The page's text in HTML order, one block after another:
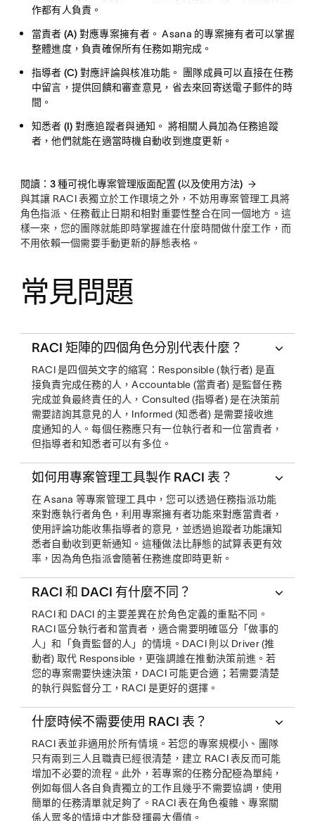
作都有人負責。
當責者 (A) 對應專案擁有者。 Asana 的專案擁有者可以掌握
整體進度，負責確保所有任務如期完成。
指導者 (C) 對應評論與核准功能。
團隊成員可以直接在任務
中留言，提供回饋和審查意見，省去來回寄送電子郵件的時
間。
知悉者 (I) 對應追蹤者與通知。 將相關人員加為任務追蹤
者，他們就能在適當時機自動收到進度更新。
閱讀：3 種可視化專案管理版面配置 (以及使用方法)
與其讓 RACI 表獨立於工作環境之外，不妨用專案管理工具將
角色指派、任務截止日期和相對重要性整合在同一個地方。這
樣一來，您的團隊就能即時掌握誰在什麼時間做什麼工作，而
不用依賴一個需要手動更新的靜態表格。
常見問題
RACI 矩陣的四個角色分別代表什麼？
RACI 是四個英文字的縮寫：Responsible (執行者) 是直
接負責完成任務的人，Accountable (當責者) 是監督任務
完成並負最終責任的人，Consulted (指導者) 是在決策前
需要諮詢其意見的人，Informed (知悉者) 是需要接收進
度通知的人。每個任務應只有一位執行者和一位當責者，
但指導者和知悉者可以有多位。
如何用專案管理工具製作 RACI 表？
在 Asana 等專案管理工具中，您可以透過任務指派功能
來對應執行者角色，利用專案擁有者功能來對應當責者，
使用評論功能收集指導者的意見，並透過追蹤者功能讓知
悉者自動收到更新通知。這種做法比靜態的試算表更有效
率，因為角色指派會隨著任務進度即時更新。
RACI 和 DACI 有什麼不同？
RACI 和 DACI 的主要差異在於角色定義的重點不同。
RACI 區分執行者和當責者，適合需要明確區分「做事的
人」和「負責監督的人」的情境。DACI 則以 Driver (推
動者) 取代 Responsible，更強調誰在推動決策前進。若
您的專案需要快速決策，DACI 可能更合適；若需要清楚
的執行與監督分工，RACI 是更好的選擇。
什麼時候不需要使用 RACI 表？
RACI 表並非適用於所有情境。若您的專案規模小、團隊
只有兩到三人且職責已經很清楚，建立 RACI 表反而可能
增加不必要的流程。此外，若專案的任務分配極為單純，
例如每個人各自負責獨立的工作且幾乎不需要協調，使用
簡單的任務清單就足夠了。RACI 表在角色複雜、專案關
係人眾多的情境中才能發揮最大價值。